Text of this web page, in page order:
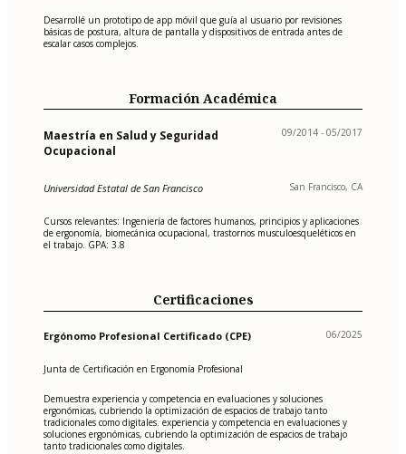
Desarrollé un prototipo de app móvil que guía al usuario por revisiones
básicas de postura, altura de pantalla y dispositivos de entrada antes de
escalar casos complejos.
Formación Académica
Maestría en Salud y Seguridad
Ocupacional
09/2014 - 05/2017
Universidad Estatal de San Francisco San Francisco, CA
Cursos relevantes: Ingeniería de factores humanos, principios y aplicaciones
de ergonomía, biomecánica ocupacional, trastornos musculoesqueléticos en
el trabajo. GPA: 3.8
Certificaciones
Ergónomo Profesional Certificado (CPE) 06/2025
Junta de Certificación en Ergonomía Profesional
Demuestra experiencia y competencia en evaluaciones y soluciones
ergonómicas, cubriendo la optimización de espacios de trabajo tanto
tradicionales como digitales. experiencia y competencia en evaluaciones y
soluciones ergonómicas, cubriendo la optimización de espacios de trabajo
tanto tradicionales como digitales.